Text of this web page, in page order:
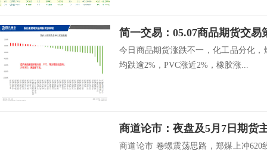
简一交易：05.07商品期货交易
今日商品期货涨跌不一，化工品分化
均跌逾2%，PVC涨近2%，橡胶涨...
商道论市：夜盘及5月7日期货
商道论市 卷螺震荡思路，郑煤上冲